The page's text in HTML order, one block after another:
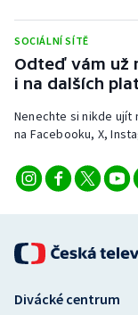
SOCIÁLNÍ SÍTĚ
Odteď vám už
i na dalších
Nenechte si nikde ujít
na Facebooku, X,
Divácké centrum